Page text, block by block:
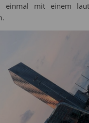
einmal mit einem